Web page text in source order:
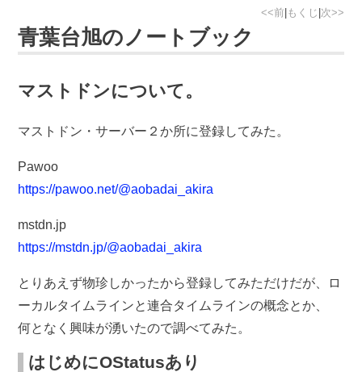
<<前 もくじ 次>>
青葉台旭のノートブック
マストドンについて。
マストドン・サーバー２か所に登録してみた。
Pawoo
https://pawoo.net/@aobadai_akira
mstdn.jp
https://mstdn.jp/@aobadai_akira
とりあえず物珍しかったから登録してみただけだが、ロ
ーカルタイムラインと連合タイムラインの概念とか、
何となく興味が湧いたので調べてみた。
はじめにOStatusあり